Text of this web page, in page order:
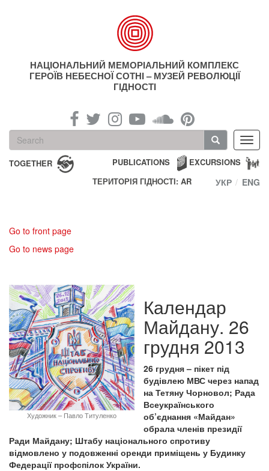
НАЦІОНАЛЬНИЙ МЕМОРІАЛЬНИЙ КОМПЛЕКС
ГЕРОЇВ НЕБЕСНОЇ СОТНІ – МУЗЕЙ РЕВОЛЮЦІЇ
ГІДНОСТІ
Search
form
Search
TOGETHER EXCURSIONS
PUBLICATIONS
ТЕРИТОРІЯ ГІДНОСТІ: AR
УКР ENG
Go to front page
Go to news page
Художник – Павло Титуленко
Календар
Майдану. 26
грудня 2013
26 грудня – пікет під
будівлею МВС через напад
на Тетяну Чорновол; Рада
Всеукраїнського
об’єднання «Майдан»
обрала членів президії
Ради Майдану; Штабу національного спротиву
відмовлено у подовженні оренди приміщень у Будинку
Федерації профспілок України.